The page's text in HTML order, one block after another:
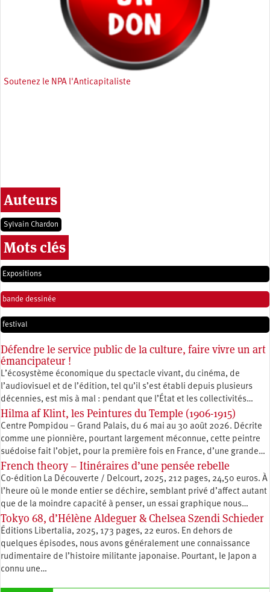
Soutenez le NPA l'Anticapitaliste
Auteurs
Sylvain Chardon
Mots clés
Expositions
bande dessinée
festival
Défendre le service public de la culture, faire vivre un art
émancipateur !
L’écosystème économique du spectacle vivant, du cinéma, de
l’audiovisuel et de l’édition, tel qu’il s’est établi depuis plusieurs
décennies, est mis à mal : pendant que l’État et les collectivités…
Hilma af Klint, les Peintures du Temple (1906-1915)
Centre Pompidou – Grand Palais, du 6 mai au 30 août 2026. Décrite
comme une pionnière, pourtant largement méconnue, cette peintre
suédoise fait l’objet, pour la première fois en France, d’une grande…
French theory – Itinéraires d’une pensée rebelle
Co-édition La Découverte / Delcourt, 2025, 212 pages, 24,50 euros. À
l’heure où le monde entier se déchire, semblant privé d’affect autant
que de la moindre capacité à penser, un essai graphique nous…
Tokyo 68, d’Hélène Aldeguer & Chelsea Szendi Schieder
Éditions Libertalia, 2025, 173 pages, 22 euros. En dehors de
quelques épisodes, nous avons généralement une connaissance
rudimentaire de l’histoire militante japonaise. Pourtant, le Japon a
connu une…